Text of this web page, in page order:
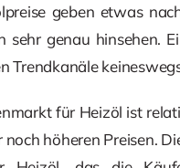
geben etwas
sehr genau hinsehen.
Trendkanäle
für Heizöl ist
noch höheren Preisen.